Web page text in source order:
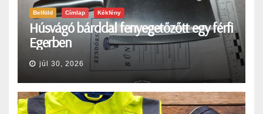
Belföld Címlap Kékfény
Húsvágó bárddal fenyegetőzőtt egy férfi
Egerben
júl 30, 2026